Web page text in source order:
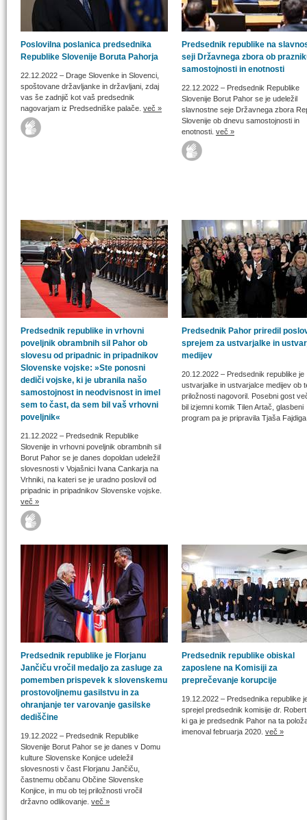
Poslovilna poslanica predsednika
Republike Slovenije Boruta Pahorja
22.12.2022 – Drage Slovenke in Slovenci,
spoštovane državljanke in državljani, zdaj
vas še zadnjič kot vaš predsednik
nagovarjam iz Predsedniške palače. več »
Predsednik republike na
seji Državnega zbora ob
samostojnosti in enotnosti
22.12.2022 – Predsednik Republike
Slovenije Borut Pahor se je udeležil
slavnostne seje Državnega zbora
Slovenije ob dnevu samostojnosti in
enotnosti. več »
Predsednik republike in vrhovni
poveljnik obrambnih sil Pahor ob
slovesu od pripadnic in pripadnikov
Slovenske vojske: »Ste ponosni
dediči vojske, ki je ubranila našo
samostojnost in neodvisnost in imel
sem to čast, da sem bil vaš vrhovni
poveljnik«
21.12.2022 – Predsednik Republike
Slovenije in vrhovni poveljnik obrambnih sil
Borut Pahor se je danes dopoldan udeležil
slovesnosti v Vojašnici Ivana Cankarja na
Vrhniki, na kateri se je uradno poslovil od
pripadnic in pripadnikov Slovenske vojske.
več »
Predsednik Pahor priredil
sprejem za ustvarjalke in
medijev
20.12.2022 – Predsednik republike je
ustvarjalke in ustvarjalce medijev ob
priložnosti nagovoril. Posebni gost
bil izjemni komik Tilen Artač, glasbeni
program pa je pripravila Tjaša
Predsednik republike je Florjanu
Jančiču vročil medaljo za zasluge za
pomemben prispevek k slovenskemu
prostovoljnemu gasilstvu in za
ohranjanje ter varovanje gasilske
dediščine
19.12.2022 – Predsednik Republike
Slovenije Borut Pahor se je danes v Domu
kulture Slovenske Konjice udeležil
slovesnosti v čast Florjanu Jančiču,
častnemu občanu Občine Slovenske
Konjice, in mu ob tej priložnosti vročil
državno odlikovanje. več »
Predsednik republike obiskal
zaposlene na Komisiji za
preprečevanje korupcije
19.12.2022 – Predsednika republike
sprejel predsednik komisije dr.
ki ga je predsednik Pahor na ta
imenoval februarja 2020. več »